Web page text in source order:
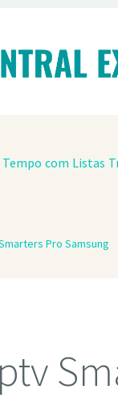
Tempo com Listas
Pro Samsung